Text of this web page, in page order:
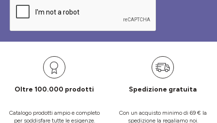
Oltre 100.000 prodotti
Catalogo prodotti ampio e completo
per soddisfare tutte le esigenze.
Spedizione gratuita
Con un acquisto minimo di 69 € la
spedizione la regaliamo noi.